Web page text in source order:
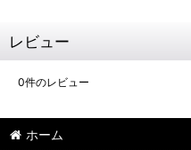
レビュー
0件のレビュー
ホーム